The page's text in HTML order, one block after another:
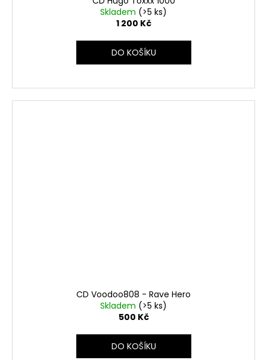
Skladem (>5 ks)
1 200 Kč
DO KOŠÍKU
CD Voodoo808 - Rave Hero
Skladem (>5 ks)
500 Kč
DO KOŠÍKU